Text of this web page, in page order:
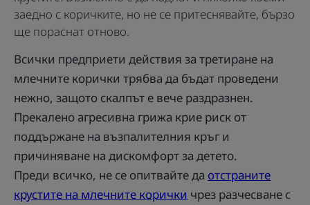
заедно с коричките, но не се притеснявайте, бързо
ще пораснат отново.
Всички предприети действия за третиране на
млечните корички трябва да бъдат проведени
нежно, защото скалпът е вече раздразнен.
Прекалено агресивна грижа крие риск от
поддържане на възпалителния кръг и
причиняване на дискомфорт за детето.
Преди всичко, не се опитвайте да отстраните
крустите на млечните корички чрез разчесване с